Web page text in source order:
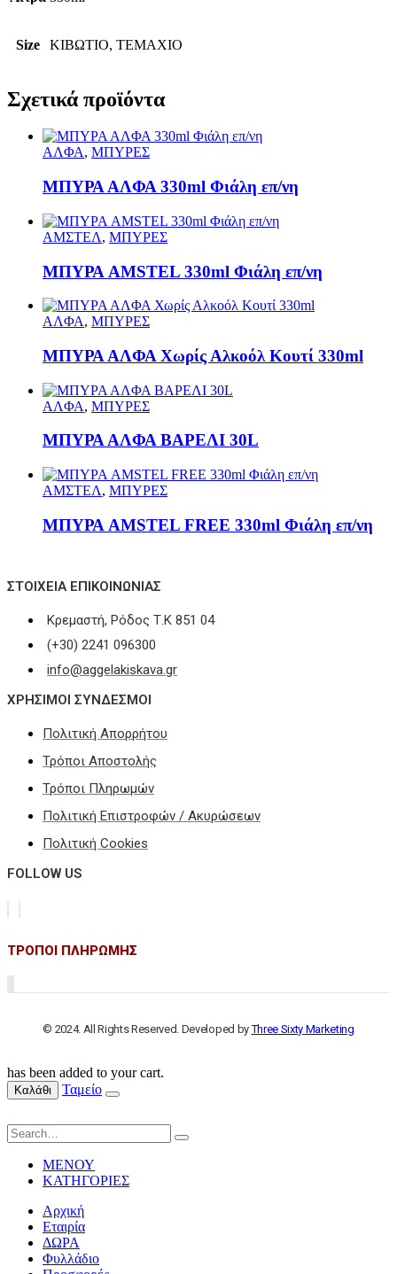
Size ΚΙΒΩΤΙΟ, ΤΕΜΑΧΙΟ
Σχετικά προϊόντα
ΑΛΦΑ, ΜΠΥΡΕΣ
ΜΠΥΡΑ ΑΛΦΑ 330ml Φιάλη επ/νη
ΑΜΣΤΕΛ, ΜΠΥΡΕΣ
ΜΠΥΡΑ AMSTEL 330ml Φιάλη επ/νη
ΑΛΦΑ, ΜΠΥΡΕΣ
ΜΠΥΡΑ ΑΛΦΑ Χωρίς Αλκοόλ Κουτί 330ml
ΑΛΦΑ, ΜΠΥΡΕΣ
ΜΠΥΡΑ ΑΛΦΑ ΒΑΡΕΛΙ 30L
ΑΜΣΤΕΛ, ΜΠΥΡΕΣ
ΜΠΥΡΑ AMSTEL FREE 330ml Φιάλη επ/νη
ΣΤΟΙΧΕΊΑ ΕΠΙΚΟΙΝΩΝΊΑΣ
Κρεμαστή, Ρόδος Τ.Κ 851 04
(+30) 2241 096300
info@aggelakiskava.gr
ΧΡΗΣΙΜΟΙ ΣΥΝΔΕΣΜΟΙ
Πολιτική Απορρήτου
Τρόποι Αποστολής
Τρόποι Πληρωμών
Πολιτική Επιστροφών / Ακυρώσεων
Πολιτική Cookies
FOLLOW US
ΤΡΟΠΟΙ ΠΛΗΡΩΜΗΣ
© 2024. All Rights Reserved. Developed byThree Sixty Marketing
has been added to your cart.
Καλάθι Ταμείο
ΜΕΝΟΥ
ΚΑΤΗΓΟΡΙΕΣ
Αρχική
Εταιρία
ΔΩΡΑ
Φυλλάδιο